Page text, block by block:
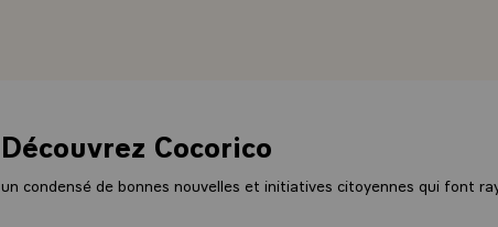
HUMAINS, QUE LES PROBLEMES
QU'EN_TOUT_ETAT-DE-CAUSE IL
Découvrez Cocorico
un condensé de bonnes nouvelles et initiatives citoyennes qui font